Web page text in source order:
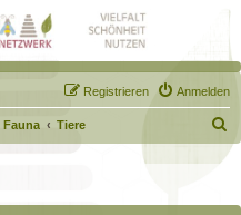
Anmelden
Registrieren
Fauna Tiere
u
h